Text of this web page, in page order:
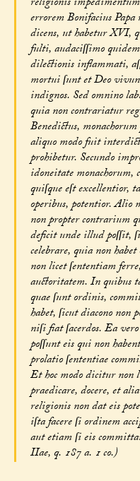
errorem Bonifacius
dicens, ut habetur XVI,
fulti, audaciſſimo
dilectionis inflammati,
mortui ſunt et Deo
indignos. Sed omnino
quia non contrariatur
Benedictus,
aliquo modo fuit
prohibetur. Secundo
idoneitate
quiſque eſt
operibus, potentior.
non propter contrarium
deficit unde illud poſſit,
celebrare, quia non
non licet ſententiam
auctoritatem. In quibus
quae ſunt ordinis,
habet, ſicut diacono non
niſi fiat ſacerdos. Ea
poſſunt eis qui non
prolatio ſententiae
Et hoc modo dicitur non
praedicare, docere, et
religionis non dat eis
iſta facere ſi ordinem
aut etiam ſi eis
IIae, q. 187 a. 1 co.)